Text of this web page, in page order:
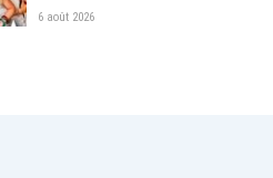
saison 2026
6 août 2026